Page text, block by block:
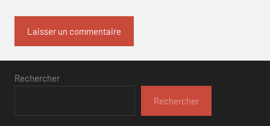
Rechercher
Rechercher